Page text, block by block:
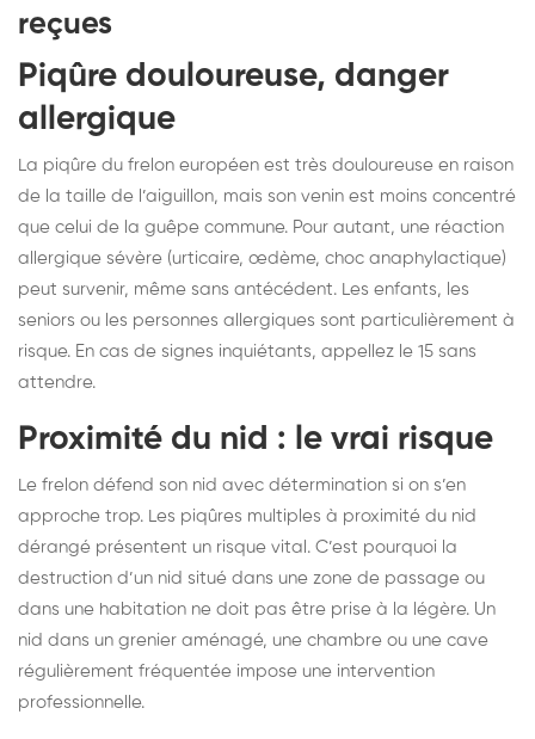
reçues
Piqûre douloureuse, danger
allergique
La piqûre du frelon européen est très douloureuse en raison
de la taille de l’aiguillon, mais son venin est moins concentré
que celui de la guêpe commune. Pour autant, une réaction
allergique sévère (urticaire, œdème, choc anaphylactique)
peut survenir, même sans antécédent. Les enfants, les
seniors ou les personnes allergiques sont particulièrement à
risque. En cas de signes inquiétants, appellez le 15 sans
attendre.
Proximité du nid : le vrai risque
Le frelon défend son nid avec détermination si on s’en
approche trop. Les piqûres multiples à proximité du nid
dérangé présentent un risque vital. C’est pourquoi la
destruction d’un nid situé dans une zone de passage ou
dans une habitation ne doit pas être prise à la légère. Un
nid dans un grenier aménagé, une chambre ou une cave
régulièrement fréquentée impose une intervention
professionnelle.